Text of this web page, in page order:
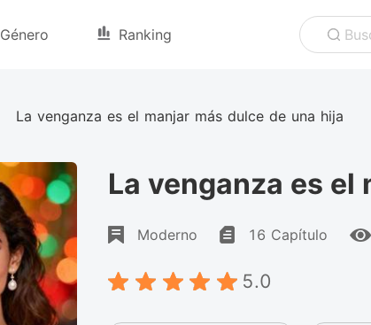
Género Ranking
La venganza es el manjar más dulce de una hija
La venganza es el
Moderno 16 Capítulo
5.0